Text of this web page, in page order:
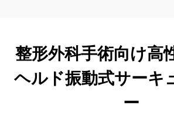
整形外科手術向け高
ヘルド振動式サーキ
ー